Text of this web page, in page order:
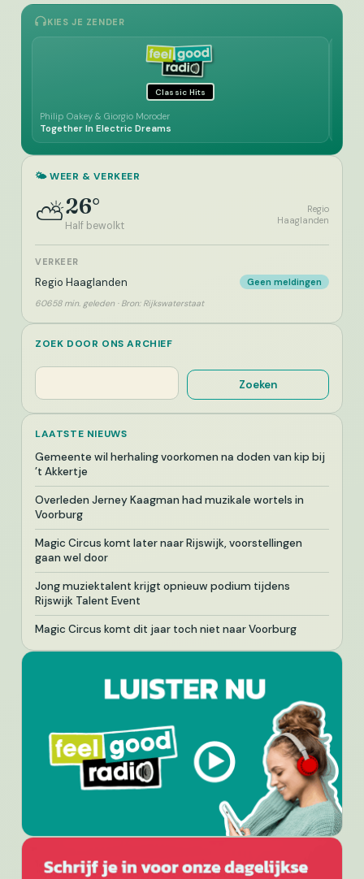
KIES JE ZENDER
Classic Hits
Philip Oakey & Giorgio Moroder
Together In Electric Dreams
🌤️ WEER & VERKEER
⛅26°
Half bewolkt
Regio
Haaglanden
VERKEER
Regio Haaglanden Geen meldingen
60658 min. geleden · Bron: Rijkswaterstaat
ZOEK DOOR ONS ARCHIEF
Zoeken
Zoeken
LAATSTE NIEUWS
Gemeente wil herhaling voorkomen na doden van kip bij
’t Akkertje
Overleden Jerney Kaagman had muzikale wortels in
Voorburg
Magic Circus komt later naar Rijswijk, voorstellingen
gaan wel door
Jong muziektalent krijgt opnieuw podium tijdens
Rijswijk Talent Event
Magic Circus komt dit jaar toch niet naar Voorburg